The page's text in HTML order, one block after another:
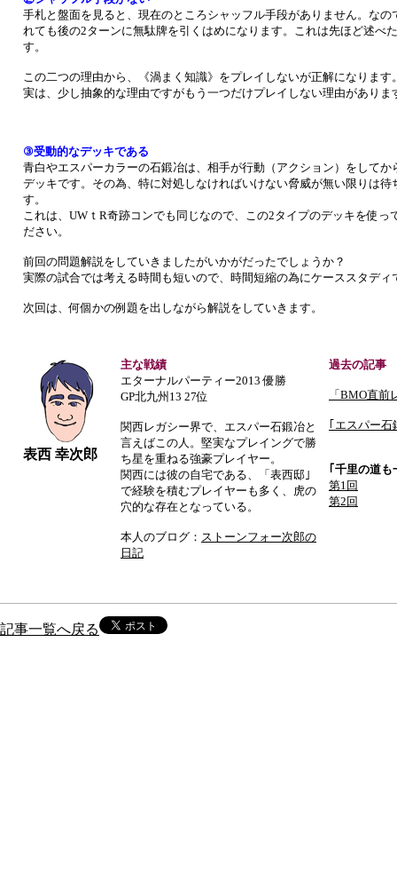
手札と盤面を見ると、現在のところシャッフル手段がありません。な
れても後の2ターンに無駄牌を引くはめになります。これは先ほど述べ
す。
この二つの理由から、《渦まく知識》をプレイしないが正解になります
実は、少し抽象的な理由ですがもう一つだけプレイしない理由がありま
③受動的なデッキである
青白やエスパーカラーの石鍛冶は、相手が行動（アクション）をして
デッキです。その為、特に対処しなければいけない脅威が無い限りは
す。
これは、UWｔR奇跡コンでも同じなので、この2タイプのデッキを使
ださい。
前回の問題解説をしていきましたがいかがだったでしょうか？
実際の試合では考える時間も短いので、時間短縮の為にケーススタディ
次回は、何個かの例題を出しながら解説をしていきます。
表西 幸次郎
主な戦績
エターナルパーティー2013 優勝
GP北九州13 27位
関西レガシー界で、エスパー石鍛冶と
言えばこの人。堅実なプレイングで勝
ち星を重ねる強豪プレイヤー。
関西には彼の自宅である、「表西邸｣
で経験を積むプレイヤーも多く、虎の
穴的な存在となっている。
本人のブログ： ストーンフォー次郎の
日記
過去の記事
「BMO直前
｢エスパー石
｢千里の道も
第1回
第2回
記事一覧へ戻る